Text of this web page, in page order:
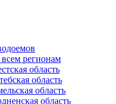
регионам
область
область
область
область